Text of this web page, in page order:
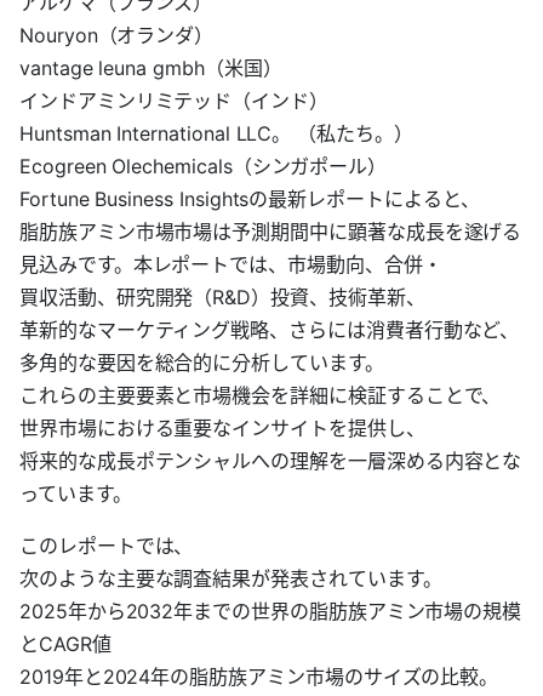
Nouryon（オランダ）
vantage leuna gmbh（米国）
インドアミンリミテッド（インド）
Huntsman International LLC。 （私たち。）
Ecogreen Olechemicals（シンガポール）
Fortune Business Insightsの最新レポートによると、
脂肪族アミン市場市場は予測期間中に顕著な成長を遂げる
見込みです。本レポートでは、市場動向、合併・
買収活動、研究開発（R&D）投資、技術革新、
革新的なマーケティング戦略、さらには消費者行動など、
多角的な要因を総合的に分析しています。
これらの主要要素と市場機会を詳細に検証することで、
世界市場における重要なインサイトを提供し、
将来的な成長ポテンシャルへの理解を一層深める内容とな
っています。
このレポートでは、
次のような主要な調査結果が発表されています。
2025年から2032年までの世界の脂肪族アミン市場の規模
とCAGR値
2019年と2024年の脂肪族アミン市場のサイズの比較。